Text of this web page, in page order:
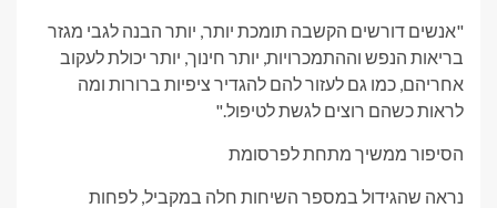
"אנשים דורשים הקשבה תומכת יותר, יותר הבנה לגבי מגזר
בריאות הנפש וההתמכרויות, יותר חינוך, יותר יכולת לעקוב
אחריהם, כמו גם לעזור להם להגדיר ציפיות ברורות ומה
לראות כשהם רוצים לגשת לטיפול."
הסיפור ממשיך מתחת לפרסומת
נראה שהגידול במספר השיחות חלה במקביל, לפחות